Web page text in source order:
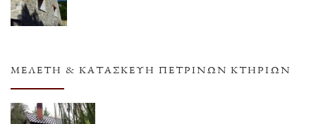
ΜΕΛΈΤΗ & ΚΑΤΑΣΚΕΥΉ ΠΈΤΡΙΝΩΝ ΚΤΗΡΊΩΝ